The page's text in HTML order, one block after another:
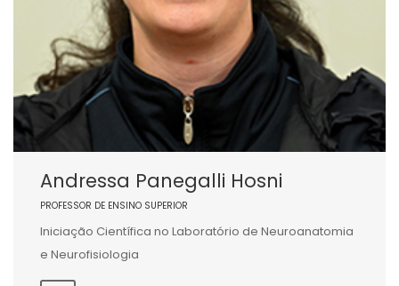
Andressa Panegalli Hosni
PROFESSOR DE ENSINO SUPERIOR
Iniciação Científica no Laboratório de Neuroanatomia
e Neurofisiologia